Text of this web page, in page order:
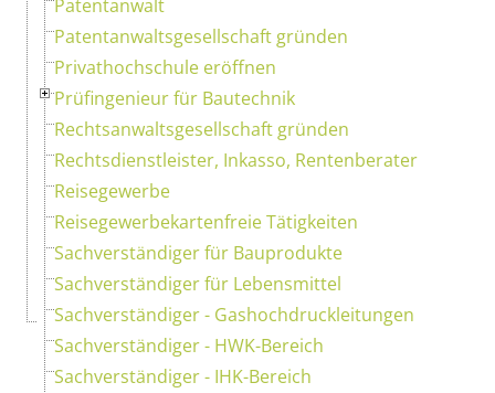
Patentanwalt
Patentanwaltsgesellschaft gründen
Privathochschule eröffnen
Prüfingenieur für Bautechnik
Rechtsanwaltsgesellschaft gründen
Rechtsdienstleister, Inkasso, Rentenberater
Reisegewerbe
Reisegewerbekartenfreie Tätigkeiten
Sachverständiger für Bauprodukte
Sachverständiger für Lebensmittel
Sachverständiger - Gashochdruckleitungen
Sachverständiger - HWK-Bereich
Sachverständiger - IHK-Bereich